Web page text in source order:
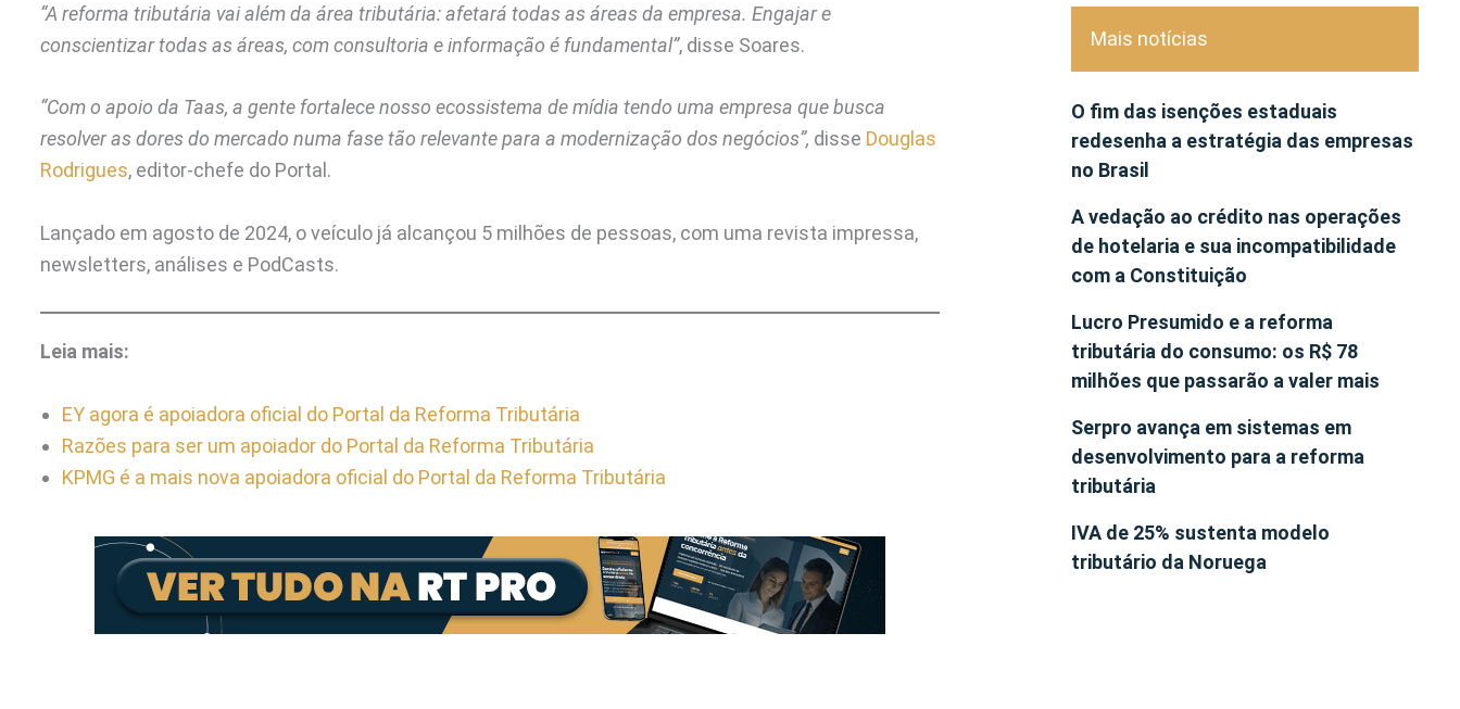
“A reforma tributária vai além da área tributária: afetará todas as áreas da empresa. Engajar e
conscientizar todas as áreas, com consultoria e informação é fundamental”, disse Soares.
“Com o apoio da Taas, a gente fortalece nosso ecossistema de mídia tendo uma empresa que busca
resolver as dores do mercado numa fase tão relevante para a modernização dos negócios”, disse Douglas
Rodrigues, editor-chefe do Portal.
Lançado em agosto de 2024, o veículo já alcançou 5 milhões de pessoas, com uma revista impressa,
newsletters, análises e PodCasts.
Leia mais:
EY agora é apoiadora oficial do Portal da Reforma Tributária
Razões para ser um apoiador do Portal da Reforma Tributária
KPMG é a mais nova apoiadora oficial do Portal da Reforma Tributária
Mais notícias
O fim das isenções estaduais
redesenha a estratégia das empresas
no Brasil
A vedação ao crédito nas operações
de hotelaria e sua incompatibilidade
com a Constituição
Lucro Presumido e a reforma
tributária do consumo: os R$ 78
milhões que passarão a valer mais
Serpro avança em sistemas em
desenvolvimento para a reforma
tributária
IVA de 25% sustenta modelo
tributário da Noruega